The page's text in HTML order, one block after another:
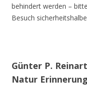
behindert werden –
Besuch
Günter P.
Natur